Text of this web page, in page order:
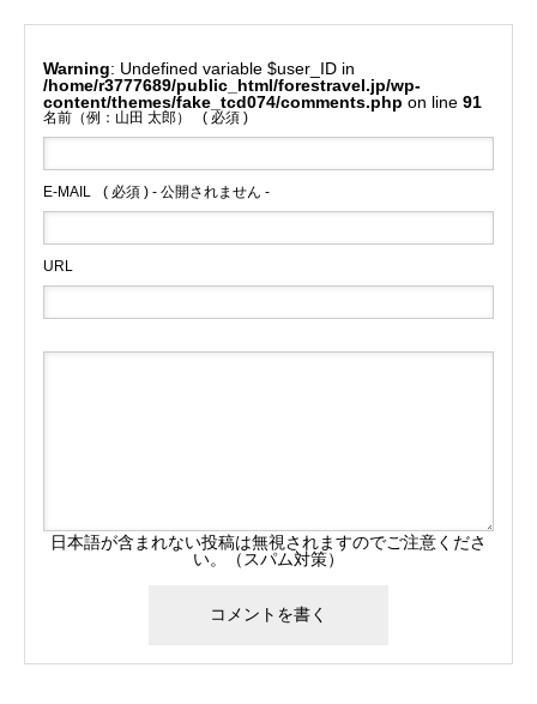
Warning
: Undefined variable $user_ID in
/home/r3777689/public_html/forestravel.jp/wp-
content/themes/fake_tcd074/comments.php on line 91
名前（例：山田 太郎） ( 必須 )
E-MAIL ( 必須 ) - 公開されません -
URL
日本語が含まれない投稿は無視されますのでご注意くださ
い。（スパム対策）